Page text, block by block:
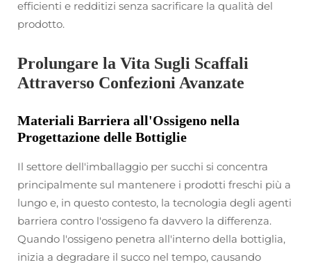
efficienti e redditizi senza sacrificare la qualità del
prodotto.
Prolungare la Vita Sugli Scaffali
Attraverso Confezioni Avanzate
Materiali Barriera all'Ossigeno nella
Progettazione delle Bottiglie
Il settore dell'imballaggio per succhi si concentra
principalmente sul mantenere i prodotti freschi più a
lungo e, in questo contesto, la tecnologia degli agenti
barriera contro l'ossigeno fa davvero la differenza.
Quando l'ossigeno penetra all'interno della bottiglia,
inizia a degradare il succo nel tempo, causando